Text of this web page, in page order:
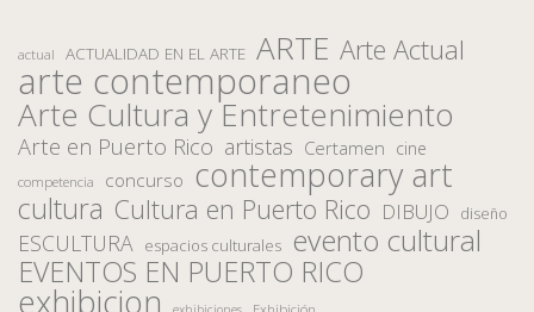
actual ACTUALIDAD EN EL ARTE ARTE Arte Actual
arte contemporaneo
Arte Cultura y Entretenimiento
Arte en Puerto Rico artistas Certamen cine
competencia concurso contemporary art
cultura Cultura en Puerto Rico DIBUJO diseño
ESCULTURA espacios culturales evento cultural
EVENTOS EN PUERTO RICO
exhibicion